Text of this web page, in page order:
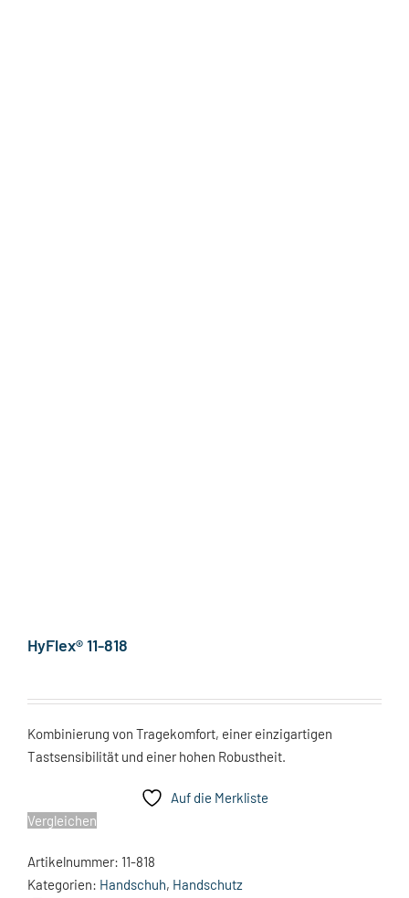
HyFlex® 11-818
Kombinierung von Tragekomfort, einer einzigartigen
Tastsensibilität und einer hohen Robustheit.
Auf die Merkliste
Vergleichen
Artikelnummer: 11-818
Kategorien: Handschuh, Handschutz